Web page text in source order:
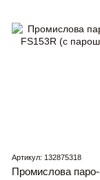
Артикул: 132875318
Промислова